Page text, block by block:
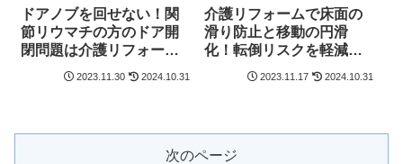
ドアノブを回せない！関
節リウマチの方のドア開
閉問題は介護リフォーム
で解決！[介護リフォーム
本舗共同制作]
2023.11.30 2024.10.31
介護リフォームで床面の
滑り防止と移動の円滑
化！転倒リスクを軽減す
る住宅改修。[介護リフォ
ーム本舗共同制作]
2023.11.17 2024.10.31
次のページ